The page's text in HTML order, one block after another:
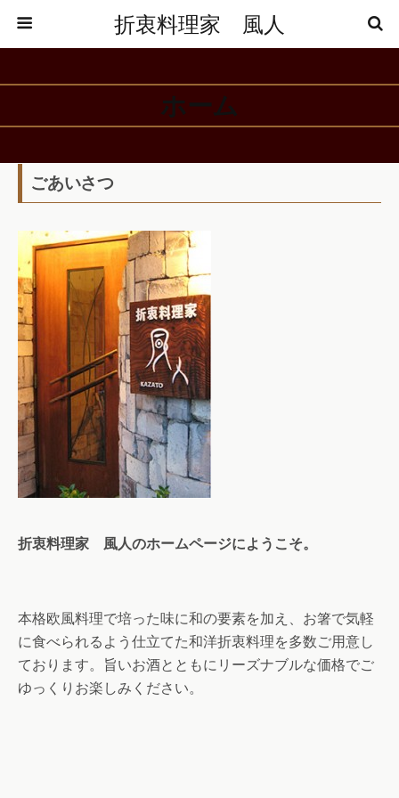
折衷料理家 風人
ホーム
ごあいさつ
折衷料理家 風人のホームページにようこそ。
本格欧風料理で培った味に和の要素を加え、お箸で気軽
に食べられるよう仕立てた和洋折衷料理を多数ご用意し
ております。旨いお酒とともにリーズナブルな価格でご
ゆっくりお楽しみください。